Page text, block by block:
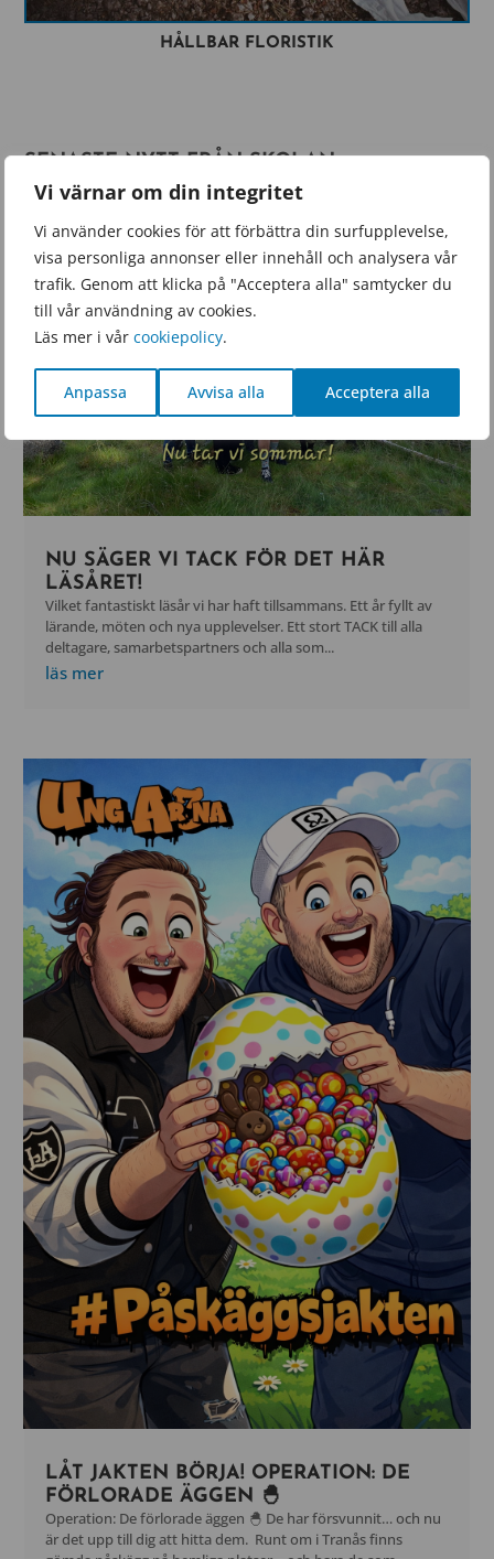
Vi värnar om din integritet
Vi använder cookies för att förbättra din surfupplevelse,
visa personliga annonser eller innehåll och analysera vår
trafik. Genom att klicka på "Acceptera alla" samtycker du
till vår användning av cookies.
Läs mer i vår cookiepolicy.
Anpassa Avvisa alla Acceptera alla
HÅLLBAR FLORISTIK
SENASTE NYTT FRÅN SKOLAN
NU SÄGER VI TACK FÖR DET HÄR
LÄSÅRET!
Vilket fantastiskt läsår vi har haft tillsammans. Ett år fyllt av
lärande, möten och nya upplevelser. Ett stort TACK till alla
deltagare, samarbetspartners och alla som...
läs mer
LÅT JAKTEN BÖRJA! OPERATION: DE
FÖRLORADE ÄGGEN 🐣
Operation: De förlorade äggen 🐣 De har försvunnit… och nu
är det upp till dig att hitta dem. Runt om i Tranås finns